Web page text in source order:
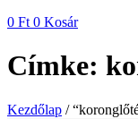
0 Ft 0 Kosár
Címke:
Kezdőlap /